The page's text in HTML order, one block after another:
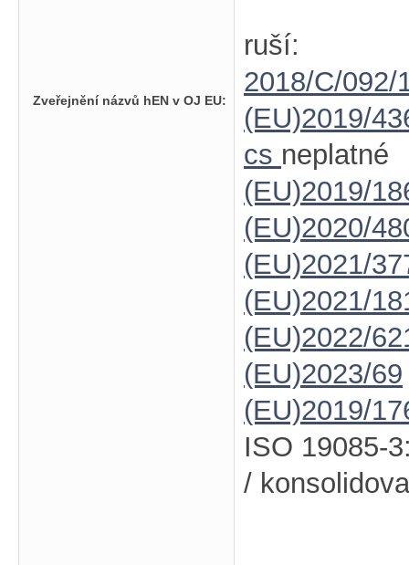
Zveřejnění názvů hEN v OJ EU:
ruší:
2018/C/092/
(EU)2019/
cs neplatné
(EU)2019/
(EU)2020/
(EU)2021/
(EU)2021/
(EU)2022/
(EU)2023/69
(EU)2019/
ISO 19085-
/